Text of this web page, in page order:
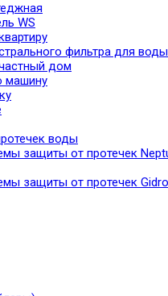
WS
фильтра для воды
дом
машину
воды
защиты от протечек
защиты от протечек